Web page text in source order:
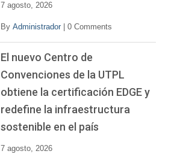
7 agosto, 2026
By Administrador 0 Comments
El nuevo Centro de
Convenciones de la UTPL
obtiene la certificación EDGE y
redefine la infraestructura
sostenible en el país
7 agosto, 2026